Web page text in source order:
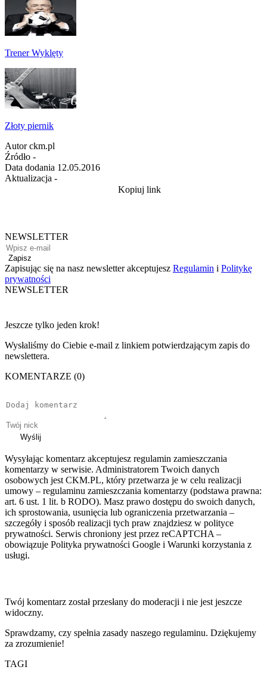
Trener Wyklęty
Złoty piernik
Autor ckm.pl
Źródło -
Data dodania 12.05.2016
Aktualizacja -
Kopiuj link
NEWSLETTER
Zapisz
Zapisując się na nasz newsletter akceptujesz Regulamin i Politykę
prywatności
NEWSLETTER
Jeszcze tylko jeden krok!
Wysłaliśmy do Ciebie e-mail z linkiem potwierdzającym zapis do
newslettera.
KOMENTARZE (0)
Wyślij
Wysyłając komentarz akceptujesz regulamin zamieszczania
komentarzy w serwisie. Administratorem Twoich danych
osobowych jest CKM.PL, który przetwarza je w celu realizacji
umowy – regulaminu zamieszczania komentarzy (podstawa prawna:
art. 6 ust. 1 lit. b RODO). Masz prawo dostępu do swoich danych,
ich sprostowania, usunięcia lub ograniczenia przetwarzania –
szczegóły i sposób realizacji tych praw znajdziesz w polityce
prywatności. Serwis chroniony jest przez reCAPTCHA –
obowiązuje Polityka prywatności Google i Warunki korzystania z
usługi.
Twój komentarz został przesłany do moderacji i nie jest jeszcze
widoczny.
Sprawdzamy, czy spełnia zasady naszego regulaminu. Dziękujemy
za zrozumienie!
TAGI